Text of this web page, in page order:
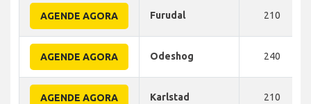
AGENDE AGORA Furudal 210
AGENDE AGORA Odeshog 240
AGENDE AGORA Karlstad 210